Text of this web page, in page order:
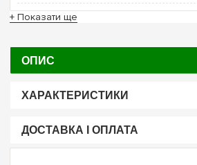
+ Показати ще
ОПИС
ХАРАКТЕРИСТИКИ
ДОСТАВКА І ОПЛАТА